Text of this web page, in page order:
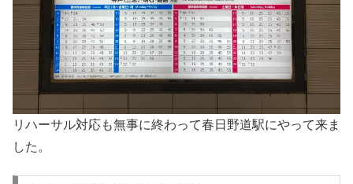
リハーサル対応も無事に終わって春日野道駅にやって来ま
した。